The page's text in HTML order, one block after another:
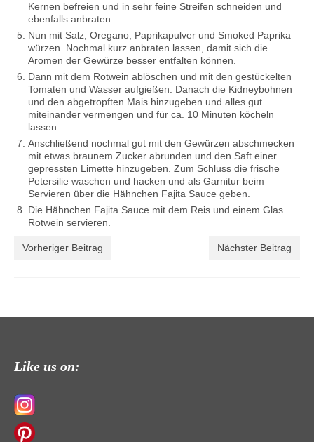
Kernen befreien und in sehr feine Streifen schneiden und
ebenfalls anbraten.
Nun mit Salz, Oregano, Paprikapulver und Smoked Paprika
würzen. Nochmal kurz anbraten lassen, damit sich die
Aromen der Gewürze besser entfalten können.
Dann mit dem Rotwein ablöschen und mit den gestückelten
Tomaten und Wasser aufgießen. Danach die Kidneybohnen
und den abgetropften Mais hinzugeben und alles gut
miteinander vermengen und für ca. 10 Minuten köcheln
lassen.
Anschließend nochmal gut mit den Gewürzen abschmecken
mit etwas braunem Zucker abrunden und den Saft einer
gepressten Limette hinzugeben. Zum Schluss die frische
Petersilie waschen und hacken und als Garnitur beim
Servieren über die Hähnchen Fajita Sauce geben.
Die Hähnchen Fajita Sauce mit dem Reis und einem Glas
Rotwein servieren.
Vorheriger Beitrag Nächster Beitrag
Like us on: